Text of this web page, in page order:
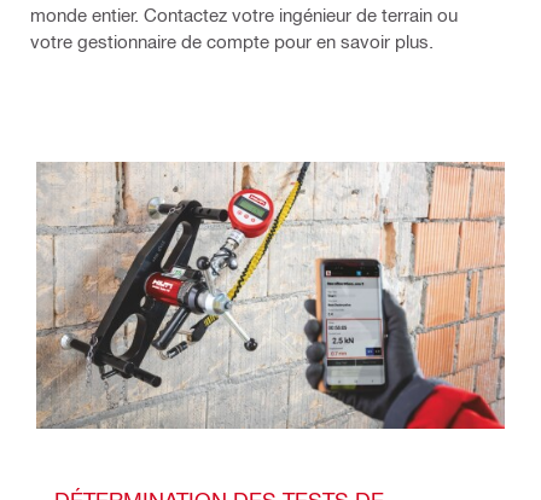
monde entier. Contactez votre ingénieur de terrain ou
votre gestionnaire de compte pour en savoir plus.